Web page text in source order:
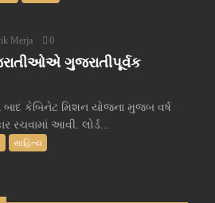
Merja 0
ગુજરાતીપૂર્વક
બાદ કેબિનેટ મિશન યોજના મુજબ વર્ષ
રચવામાં આવી. લોર્ડ...
સાહિત્ય